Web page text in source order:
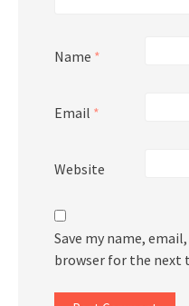
Name *
Email *
Website
Save my name,
browser for the next